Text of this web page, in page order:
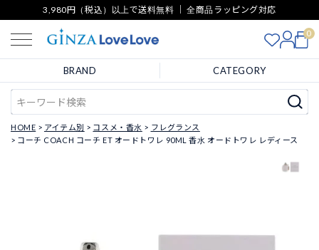
3,980円（税込）以上で送料無料 ｜ 全商品ラッピング対応
0
BRAND CATEGORY
HOME アイテム別 コスメ・香水
フレグランス
コーチ COACH コーチ ET オードトワレ 90ML 香水 オードトワレ レディース